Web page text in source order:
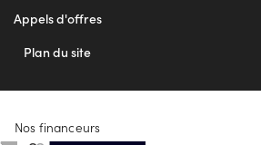
Appels d'offres
Plan du site
Nos financeurs